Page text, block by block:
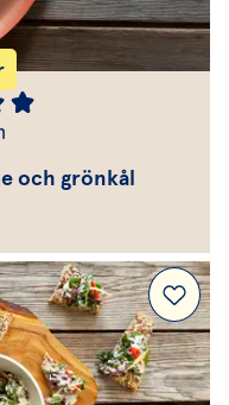
och grönkål